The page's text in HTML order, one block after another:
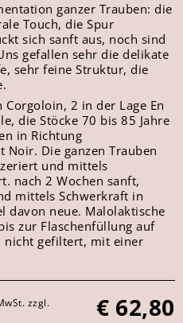
ganzer Trauben: die
Touch, die Spur
sich sanft aus, noch sind
gefallen sehr die delikate
sehr feine Struktur, die
2 in der Lage En
die Stöcke 70 bis 85 Jahre
in Richtung
Noir. Die ganzen Trauben
und mittels
nach 2 Wochen sanft,
mittels Schwerkraft in
davon neue. Malolaktische
zur Flaschenfüllung auf
nicht gefiltert, mit einer
zzgl.
€ 62,80